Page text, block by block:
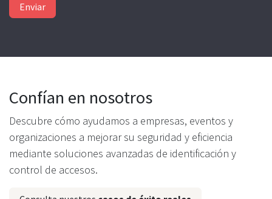
Enviar
Confían en nosotros
Descubre cómo ayudamos a empresas, eventos y
organizaciones a mejorar su seguridad y eficiencia
mediante soluciones avanzadas de identificación y
control de accesos.